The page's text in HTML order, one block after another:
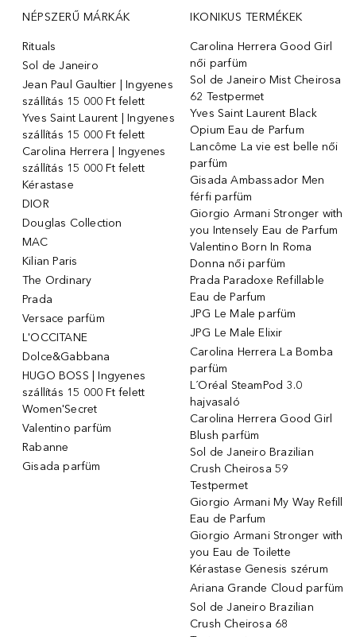
NÉPSZERŰ MÁRKÁK
Rituals
Sol de Janeiro
Jean Paul Gaultier | Ingyenes
szállítás 15 000 Ft felett
Yves Saint Laurent | Ingyenes
szállítás 15 000 Ft felett
Carolina Herrera | Ingyenes
szállítás 15 000 Ft felett
Kérastase
DIOR
Douglas Collection
MAC
Kilian Paris
The Ordinary
Prada
Versace parfüm
L'OCCITANE
Dolce&Gabbana
HUGO BOSS | Ingyenes
szállítás 15 000 Ft felett
Women'Secret
Valentino parfüm
Rabanne
Gisada parfüm
IKONIKUS TERMÉKEK
Carolina Herrera Good Girl
női parfüm
Sol de Janeiro Mist Cheirosa
62 Testpermet
Yves Saint Laurent Black
Opium Eau de Parfum
Lancôme La vie est belle női
parfüm
Gisada Ambassador Men
férfi parfüm
Giorgio Armani Stronger with
you Intensely Eau de Parfum
Valentino Born In Roma
Donna női parfüm
Prada Paradoxe Refillable
Eau de Parfum
JPG Le Male parfüm
JPG Le Male Elixir
Carolina Herrera La Bomba
parfüm
L´Oréal SteamPod 3.0
hajvasaló
Carolina Herrera Good Girl
Blush parfüm
Sol de Janeiro Brazilian
Crush Cheirosa 59
Testpermet
Giorgio Armani My Way Refill
Eau de Parfum
Giorgio Armani Stronger with
you Eau de Toilette
Kérastase Genesis szérum
Ariana Grande Cloud parfüm
Sol de Janeiro Brazilian
Crush Cheirosa 68